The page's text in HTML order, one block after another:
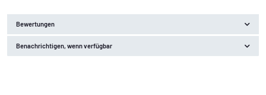
Bewertungen
Benachrichtigen, wenn verfügbar